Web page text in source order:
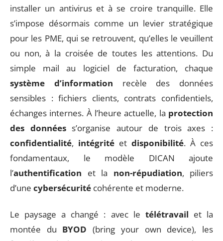
installer un antivirus et à se croire tranquille. Elle
s’impose désormais comme un levier stratégique
pour les PME, qui se retrouvent, qu’elles le veuillent
ou non, à la croisée de toutes les attentions. Du
simple mail au logiciel de facturation, chaque
système d’information recèle des données
sensibles : fichiers clients, contrats confidentiels,
échanges internes. À l’heure actuelle, la protection
des donnéess’organise autour de trois axes :
confidentialité, intégrité et disponibilité. À ces
fondamentaux, le modèle DICAN ajoute
l’authentification et la non-répudiation, piliers
d’une cybersécurité cohérente et moderne.
Le paysage a changé : avec le télétravail et la
montée du BYOD (bring your own device), les